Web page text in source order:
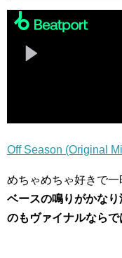
Off Season (Original
めちゃめちゃ好きで
ベースの鳴りがかな
のもヴァイナルならで